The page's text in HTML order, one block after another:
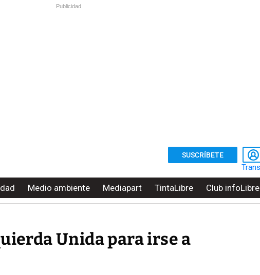
Publicidad
SUSCRÍBETE
Medio ambiente Mediapart TintaLibre Club infoLibre
Unida para irse a